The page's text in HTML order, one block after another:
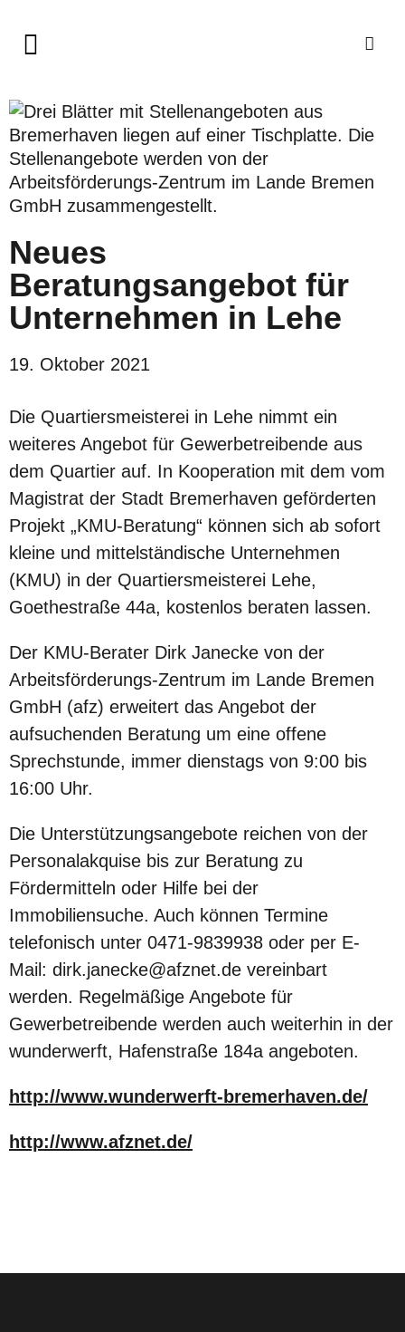
Neues
Beratungsangebot für
Unternehmen in Lehe
19. Oktober 2021
Die Quartiersmeisterei in Lehe nimmt ein
weiteres Angebot für Gewerbetreibende aus
dem Quartier auf. In Kooperation mit dem vom
Magistrat der Stadt Bremerhaven geförderten
Projekt „KMU-Beratung“ können sich ab sofort
kleine und mittelständische Unternehmen
(KMU) in der Quartiersmeisterei Lehe,
Goethestraße 44a, kostenlos beraten lassen.
Der KMU-Berater Dirk Janecke von der
Arbeitsförderungs-Zentrum im Lande Bremen
GmbH (afz) erweitert das Angebot der
aufsuchenden Beratung um eine offene
Sprechstunde, immer dienstags von 9:00 bis
16:00 Uhr.
Die Unterstützungsangebote reichen von der
Personalakquise bis zur Beratung zu
Fördermitteln oder Hilfe bei der
Immobiliensuche. Auch können Termine
telefonisch unter 0471-9839938 oder per E-
Mail: dirk.janecke@afznet.de vereinbart
werden. Regelmäßige Angebote für
Gewerbetreibende werden auch weiterhin in der
wunderwerft, Hafenstraße 184a angeboten.
http://www.wunderwerft-bremerhaven.de/
http://www.afznet.de/